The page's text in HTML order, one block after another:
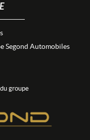
Segond Automobiles
groupe